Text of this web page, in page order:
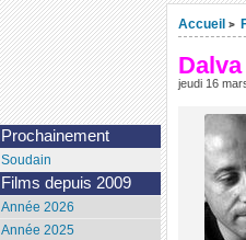
Accueil >
Dalva
jeudi 16
Prochainement
Soudain
Films depuis 2009
Année 2026
Année 2025